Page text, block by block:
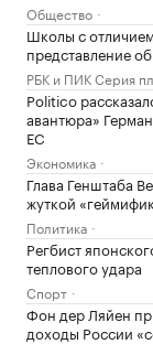
Общество
Школы с
представление
РБК и ПИК Серия
Politico
авантюра»
ЕС
Экономика
Глава Генштаба
жуткой
Политика
Регбист
теплового удара
Спорт
Фон дер Ляйен
доходы России